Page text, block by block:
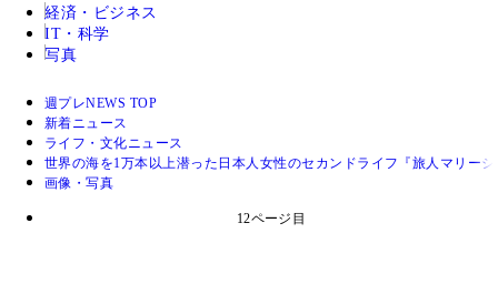
経済・ビジネス
IT・科学
写真
週プレNEWS TOP
新着ニュース
ライフ・文化ニュース
世界の海を1万本以上潜った日本人女性のセカンドライフ『旅人マリー
画像・写真
12ページ目